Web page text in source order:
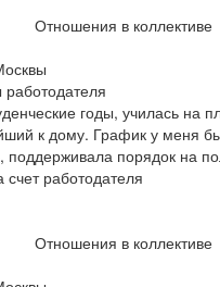
Отношения в коллективе
годы, училась на
к дому. График у меня
порядок на
работодателя
Отношения в коллективе